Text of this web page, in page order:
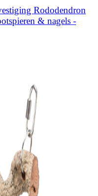
Rododendron
& nagels -